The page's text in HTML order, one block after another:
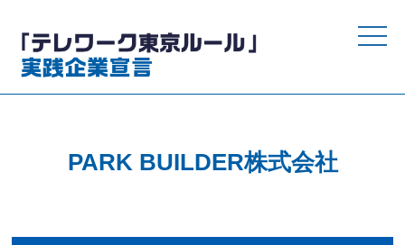
toggle
PARK BUILDER株式会社